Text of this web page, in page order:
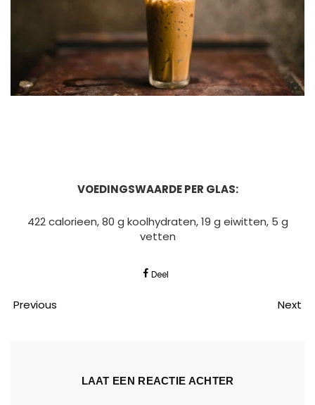
VOEDINGSWAARDE PER GLAS:
422 calorieen, 80 g koolhydraten, 19 g eiwitten, 5 g
vetten
Deel
Previous Next
LAAT EEN REACTIE ACHTER